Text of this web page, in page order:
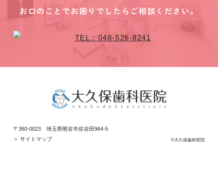
お口のことでお困りでしたらご相談ください。
〒360-0023 埼玉県熊谷市佐谷田964-5
＞ サイトマップ
©大久保歯科医院